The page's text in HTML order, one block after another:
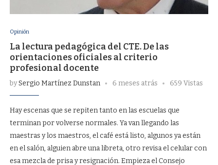
Opinión
La lectura pedagógica del CTE. De las
orientaciones oficiales al criterio
profesional docente
bySergio Martínez Dunstan 6 meses atrás 659 Vistas
Hay escenas que se repiten tanto en las escuelas que
terminan por volverse normales. Ya van llegando las
maestras y los maestros, el café está listo, algunos ya están
en el salón, alguien abre una libreta, otro revisa el celular con
esa mezcla de prisa y resignación. Empieza el Consejo